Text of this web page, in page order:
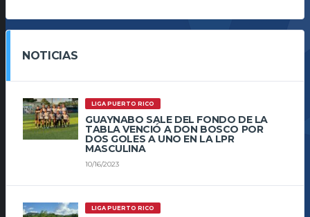
NOTICIAS
LIGA PUERTO RICO
GUAYNABO SALE DEL FONDO DE LA
TABLA VENCIÓ A DON BOSCO POR
DOS GOLES A UNO EN LA LPR
MASCULINA
10/16/2023
LIGA PUERTO RICO